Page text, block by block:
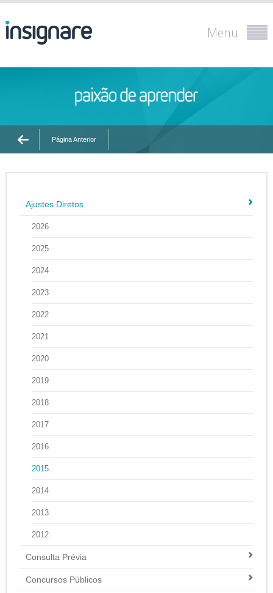
Menu
Página Anterior
Ajustes Diretos
2026
2025
2024
2023
2022
2021
2020
2019
2018
2017
2016
2015
2014
2013
2012
Consulta Prévia
Concursos Públicos